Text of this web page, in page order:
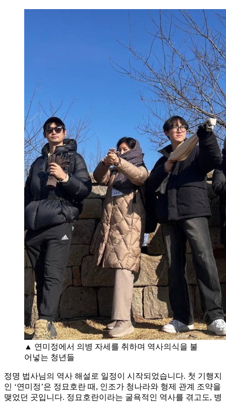
▲ 연미정에서 의병 자세를 취하며 역사의식을 불
어넣는 청년들
정명 법사님의 역사 해설로 일정이 시작되었습니다. 첫 기행지
인 ‘연미정’은 정묘호란 때, 인조가 청나라와 형제 관계 조약을
맺었던 곳입니다. 정묘호란이라는 굴욕적인 역사를 겪고도, 병